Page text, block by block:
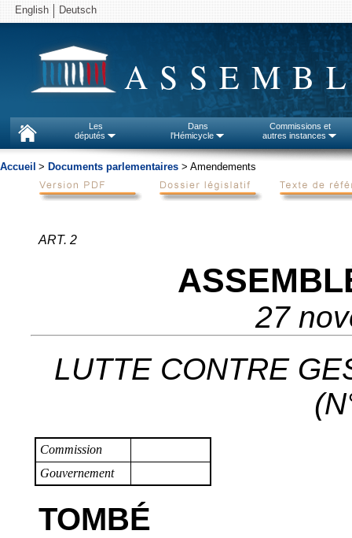
English Deutsch
Les
députés
Dans
l'Hémicycle
Commissions et
autres instances
Accueil > Documents parlementaires > Amendements
ART. 2
27
LUTTE CONTRE
Commission
Gouvernement
TOMBÉ